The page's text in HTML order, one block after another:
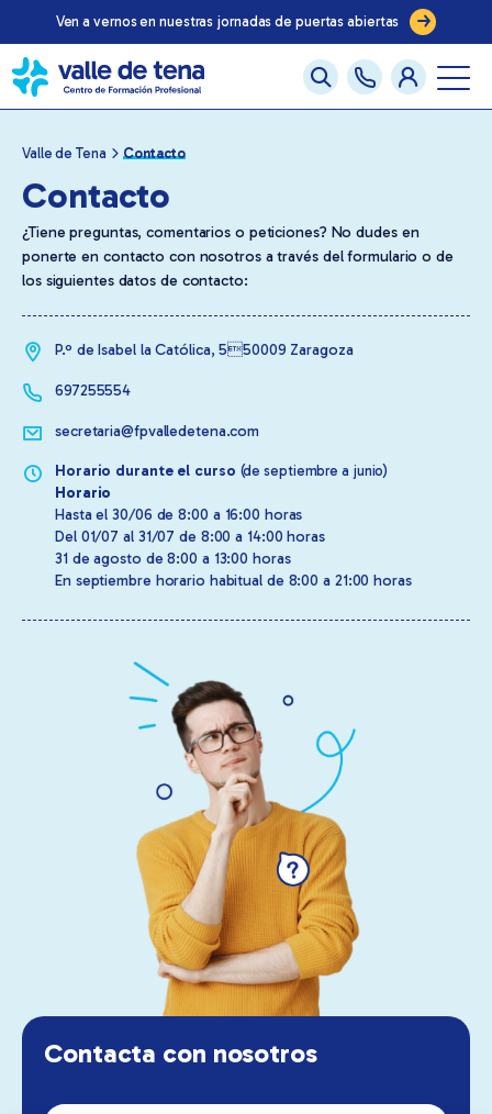
Ven a vernos en nuestras jornadas de puertas abiertas
Valle de Tena Contacto
Contacto
¿Tiene preguntas, comentarios o peticiones? No dudes en
ponerte en contacto con nosotros a través del formulario o de
los siguientes datos de contacto:
P.º de Isabel la Católica, 550009 Zaragoza
697255554
secretaria@fpvalledetena.com
Horario durante el curso (de septiembre a junio)
Horario
Hasta el 30/06 de 8:00 a 16:00 horas
Del 01/07 al 31/07 de 8:00 a 14:00 horas
31 de agosto de 8:00 a 13:00 horas
En septiembre horario habitual de 8:00 a 21:00 horas
Contacta con nosotros
Website